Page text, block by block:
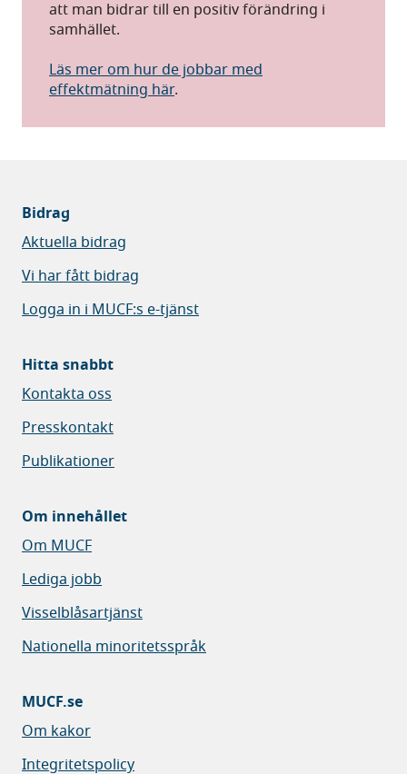
att man bidrar till en positiv förändring i
samhället.
Läs mer om hur de jobbar med
effektmätning här.
Bidrag
Aktuella bidrag
Vi har fått bidrag
Logga in i MUCF:s e-tjänst
Hitta snabbt
Kontakta oss
Presskontakt
Publikationer
Om innehållet
Om MUCF
Lediga jobb
Visselblåsartjänst
Nationella minoritetsspråk
MUCF.se
Om kakor
Integritetspolicy